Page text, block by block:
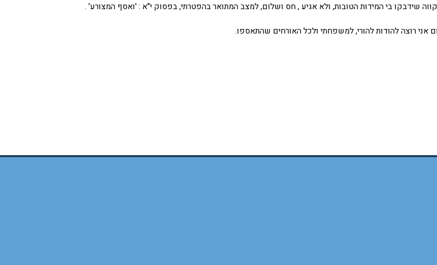
שידבקו בי המידות הטובות, ולא אגיע , חס ושלום, למצב המתואר בהפטרתי, בפסוק י"א : 'ואסף המצורע' .
אני רוצה להודות להורי, למשפחתי ולכל האורחים שהתאספו.